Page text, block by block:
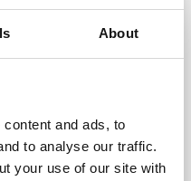
About
and ads, to
to analyse our traffic.
your use of our site with
2024